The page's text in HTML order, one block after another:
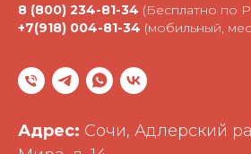
8 (800) 234-81-34 (Бесплатно по
+7(918) 004-81-34 (мобильный,
Адрес: Сочи, Адлерский